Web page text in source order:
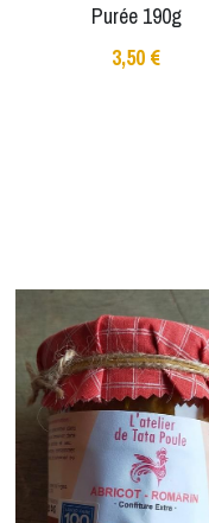
Purée 190g
3,50 €